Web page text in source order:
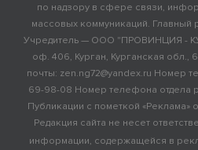
по надзору в сфере связи,
массовых коммуникаций.
Учредитель — ООО "ПРОВИНЦИЯ -
оф. 406, Курган, Курганская обл.,
почты: zen.ng72@yandex.ru Номер
69-98-08 Номер телефона отдела
Публикации с пометкой «Реклама»
Редакция сайта не несет
информации, содержащейся в